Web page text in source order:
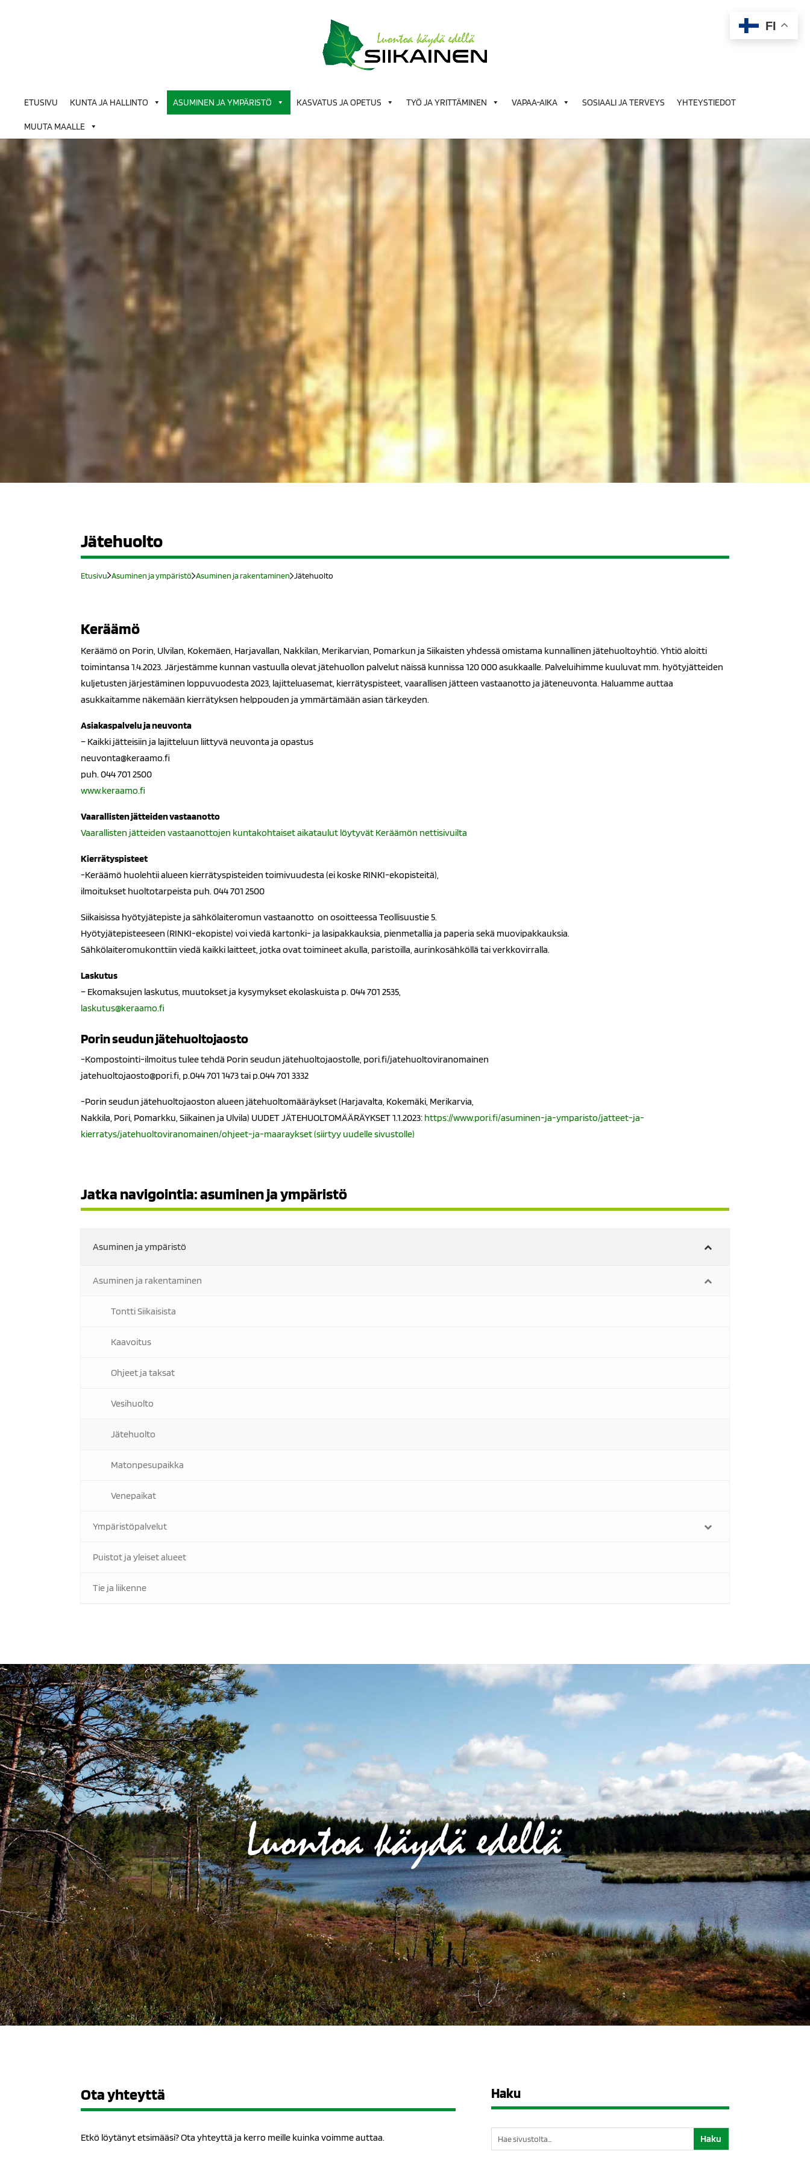
ETUSIVU KUNTA JA HALLINTO ASUMINEN JA YMPÄRISTÖ KASVATUS JA OPETUS TYÖ JA YRITTÄMINEN VAPAA-AIKA SOSIAALI JA TERVEYS YHTEYSTIEDOT
MUUTA MAALLE
Jätehuolto
Etusivu Asuminen ja ympäristö Asuminen ja rakentaminen Jätehuolto
Keräämö
Keräämö on Porin, Ulvilan, Kokemäen, Harjavallan, Nakkilan, Merikarvian, Pomarkun ja Siikaisten yhdessä omistama kunnallinen jätehuoltoyhtiö. Yhtiö aloitti
toimintansa 1.4.2023. Järjestämme kunnan vastuulla olevat jätehuollon palvelut näissä kunnissa 120 000 asukkaalle. Palveluihimme kuuluvat mm. hyötyjätteiden
kuljetusten järjestäminen loppuvuodesta 2023, lajitteluasemat, kierrätyspisteet, vaarallisen jätteen vastaanotto ja jäteneuvonta. Haluamme auttaa
asukkaitamme näkemään kierrätyksen helppouden ja ymmärtämään asian tärkeyden.
Asiakaspalvelu ja neuvonta
– Kaikki jätteisiin ja lajitteluun liittyvä neuvonta ja opastus
neuvonta@keraamo.fi
puh. 044 701 2500
www.keraamo.fi
Vaarallisten jätteiden vastaanotto
Vaarallisten jätteiden vastaanottojen kuntakohtaiset aikataulut löytyvät Keräämön nettisivuilta
Kierrätyspisteet
-Keräämö huolehtii alueen kierrätyspisteiden toimivuudesta (ei koske RINKI-ekopisteitä),
ilmoitukset huoltotarpeista puh. 044 701 2500
Siikaisissa hyötyjätepiste ja sähkölaiteromun vastaanotto on osoitteessa Teollisuustie 5.
Hyötyjätepisteeseen (RINKI-ekopiste) voi viedä kartonki- ja lasipakkauksia, pienmetallia ja paperia sekä muovipakkauksia.
Sähkölaiteromukonttiin viedä kaikki laitteet, jotka ovat toimineet akulla, paristoilla, aurinkosähköllä tai verkkovirralla.
Laskutus
– Ekomaksujen laskutus, muutokset ja kysymykset ekolaskuista p. 044 701 2535,
laskutus@keraamo.fi
Porin seudun jätehuoltojaosto
-Kompostointi-ilmoitus tulee tehdä Porin seudun jätehuoltojaostolle, pori.fi/jatehuoltoviranomainen
jatehuoltojaosto@pori.fi, p.044 701 1473 tai p.044 701 3332
-Porin seudun jätehuoltojaoston alueen jätehuoltomääräykset (Harjavalta, Kokemäki, Merikarvia,
Nakkila, Pori, Pomarkku, Siikainen ja Ulvila) UUDET JÄTEHUOLTOMÄÄRÄYKSET 1.1.2023: https://www.pori.fi/asuminen-ja-ymparisto/jatteet-ja-
kierratys/jatehuoltoviranomainen/ohjeet-ja-maaraykset (siirtyy uudelle sivustolle)
Jatka navigointia: asuminen ja ympäristö
Asuminen ja ympäristö
Asuminen ja rakentaminen
Tontti Siikaisista
Kaavoitus
Ohjeet ja taksat
Vesihuolto
Jätehuolto
Matonpesupaikka
Venepaikat
Ympäristöpalvelut
Puistot ja yleiset alueet
Tie ja liikenne
Ota yhteyttä
Etkö löytänyt etsimääsi? Ota yhteyttä ja kerro meille kuinka voimme auttaa.
Haku
FI